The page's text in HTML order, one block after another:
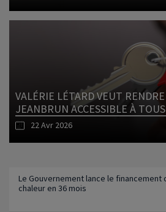
VALÉRIE LÉTARD VEUT
JEANBRUN ACCESSIBLE À TOUS
22 Avr 2026
Le Gouvernement lance le financement
chaleur en 36 mois